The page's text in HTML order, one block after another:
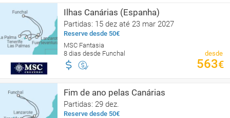
Ilhas Canárias (Espanha)
Partidas: 15 dez até 23 mar 2027
Reserve desde 50€
MSC Fantasia
8 dias desde Funchal
desde
563€
Fim de ano pelas Canárias
Partidas: 29 dez.
Reserve desde 50€